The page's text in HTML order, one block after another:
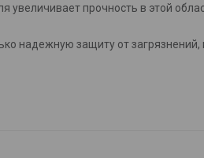
увеличивает прочность в этой
надежную защиту от загрязнений,